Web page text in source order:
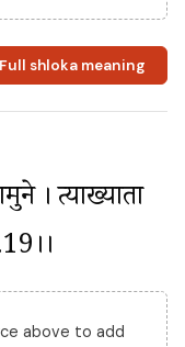
Full shloka meaning
। प्रत्याख्याता
above to add